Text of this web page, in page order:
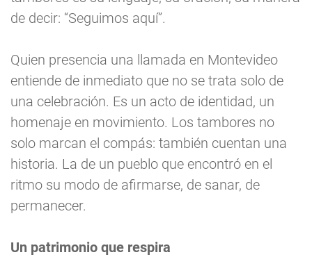
de decir: “Seguimos aquí”.
Quien presencia una llamada en Montevideo
entiende de inmediato que no se trata solo de
una celebración. Es un acto de identidad, un
homenaje en movimiento. Los tambores no
solo marcan el compás: también cuentan una
historia. La de un pueblo que encontró en el
ritmo su modo de afirmarse, de sanar, de
permanecer.
Un patrimonio que respira